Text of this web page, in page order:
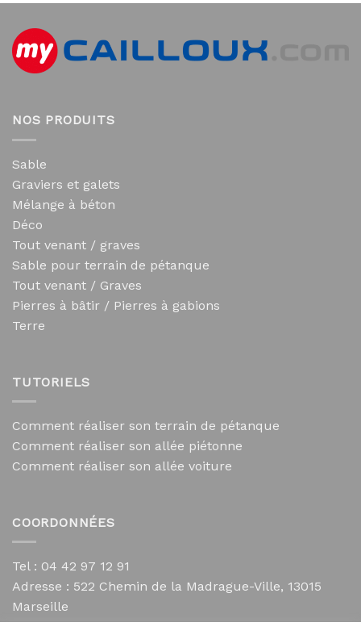
NOS PRODUITS
Sable
Graviers et galets
Mélange à béton
Déco
Tout venant / graves
Sable pour terrain de pétanque
Tout venant / Graves
Pierres à bâtir / Pierres à gabions
Terre
TUTORIELS
Comment réaliser son terrain de pétanque
Comment réaliser son allée piétonne
Comment réaliser son allée voiture
COORDONNÉES
Tel : 04 42 97 12 91
Adresse : 522 Chemin de la Madrague-Ville, 13015
Marseille
contact@mycailloux.com